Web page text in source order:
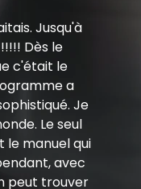
Jusqu'à
Dès le
c'était le
a
Je
Le seul
le manuel qui
avec
peut trouver